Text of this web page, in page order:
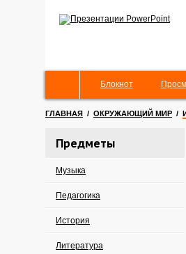
Блокнот
ГЛАВНАЯ / ОКРУЖАЮЩИЙ МИР /
Предметы
Музыка
Педагогика
История
Литература